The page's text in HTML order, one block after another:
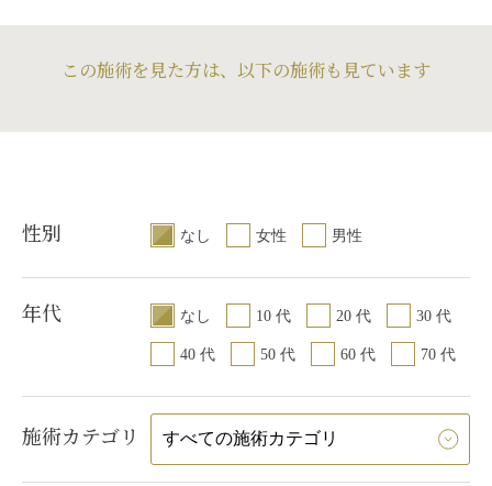
この施術を見た方は、以下の施術も見ています
性別 なし 女性 男性
年代 なし 10 代 20 代 30 代
40 代 50 代 60 代 70 代
施術カテゴリ